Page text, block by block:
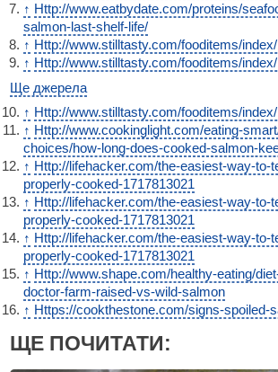
↑ Http://www.eatbydate.com/proteins/
salmon-last-shelf-life/
↑ Http://www.stilltasty.com/fooditems/
↑ Http://www.stilltasty.com/fooditems/
Ще джерела
↑ Http://www.stilltasty.com/fooditems/
↑ Http://www.cookinglight.com/eating-
choices/how-long-does-cooked-salmon-
↑ Http://lifehacker.com/the-easiest-way-to-
properly-cooked-1717813021
↑ Http://lifehacker.com/the-easiest-way-to-
properly-cooked-1717813021
↑ Http://lifehacker.com/the-easiest-way-to-
properly-cooked-1717813021
↑ Http://www.shape.com/healthy-eating/
doctor-farm-raised-vs-wild-salmon
↑ Https://cookthestone.com/signs-spoiled-
ЩЕ ПОЧИТАТИ: